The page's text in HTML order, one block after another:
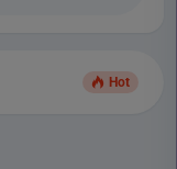
Hot